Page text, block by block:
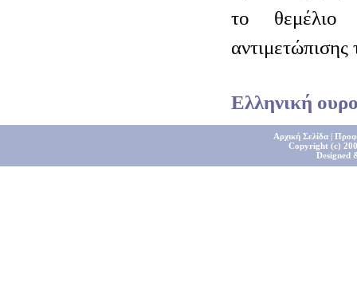
το θεμέλιο
αντιμετώπισης
Ελληνική
Αρχική Σελίδα|
Copyright (c)
Designed